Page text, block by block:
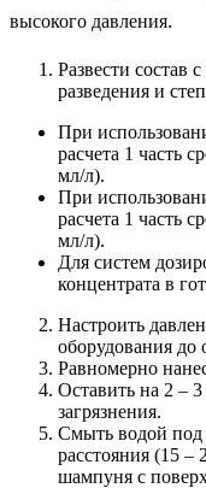
высокого давления.
Развести состав
разведения и
При
расчета 1 часть
мл/л).
При
расчета 1 часть
мл/л).
Для систем
концентрата в
Настроить
оборудования до
Равномерно
Оставить на 2 –
загрязнения.
Смыть водой под
расстояния (15 –
шампуня с